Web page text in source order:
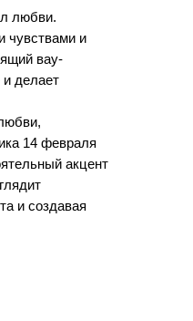
любви.
чувствами и
вау-
и делает
14 февраля
акцент
и создавая